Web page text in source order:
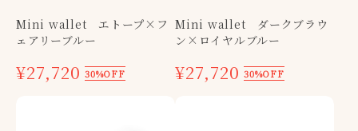
Mini wallet エトープ×フ
ェアリーブルー
¥27,720 30%OFF
Mini wallet ダークブラウ
ン×ロイヤルブルー
¥27,720 30%OFF